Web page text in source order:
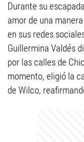
Durante su
amor de una
en sus redes
Guillermina Valdés
por las calles de
momento, eligió la
de Wilco,